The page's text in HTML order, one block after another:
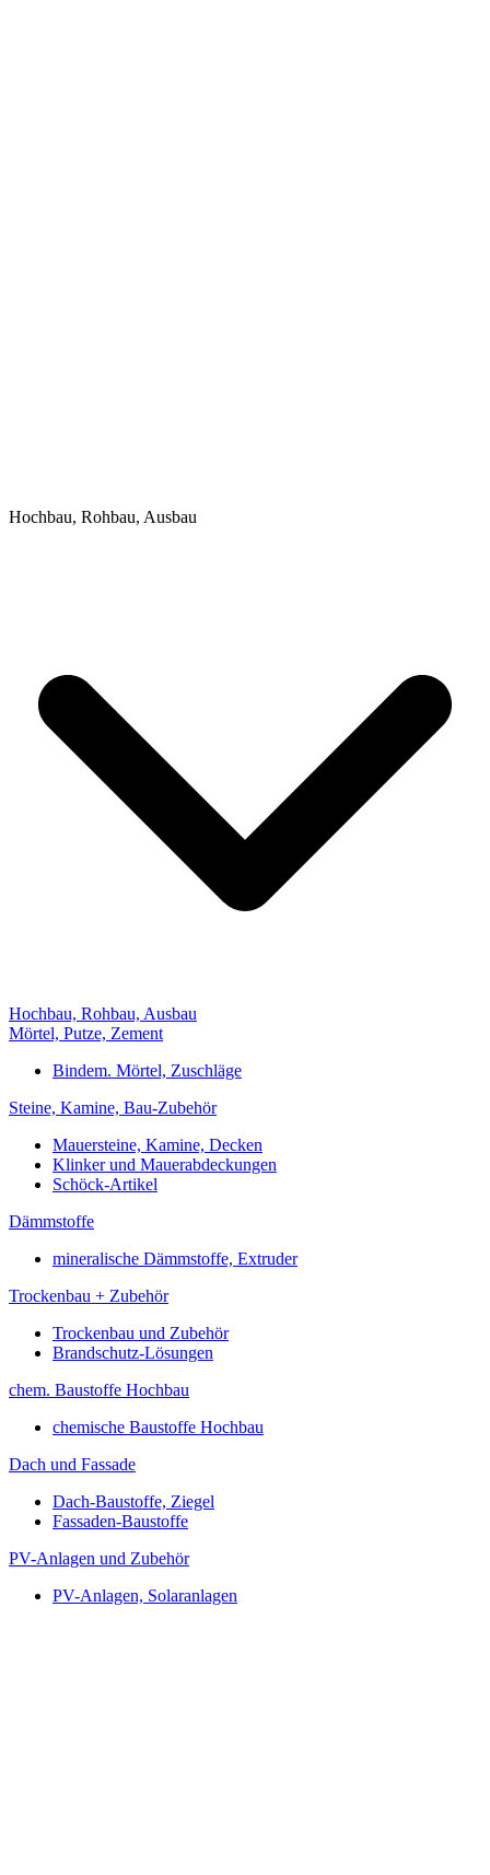
Hochbau, Rohbau, Ausbau
Hochbau, Rohbau, Ausbau
Mörtel, Putze, Zement
Bindem. Mörtel, Zuschläge
Steine, Kamine, Bau-Zubehör
Mauersteine, Kamine, Decken
Klinker und Mauerabdeckungen
Schöck-Artikel
Dämmstoffe
mineralische Dämmstoffe, Extruder
Trockenbau + Zubehör
Trockenbau und Zubehör
Brandschutz-Lösungen
chem. Baustoffe Hochbau
chemische Baustoffe Hochbau
Dach und Fassade
Dach-Baustoffe, Ziegel
Fassaden-Baustoffe
PV-Anlagen und Zubehör
PV-Anlagen, Solaranlagen